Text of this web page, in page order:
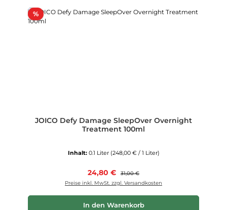
%Rabatt
JOICO Defy Damage SleepOver Overnight
Treatment 100ml
Inhalt: 0.1 Liter (248,00 € / 1 Liter)
Verkaufspreis:
24,80 € Regulärer Preis:
31,00 €
Preise inkl. MwSt. zzgl. Versandkosten
In den Warenkorb